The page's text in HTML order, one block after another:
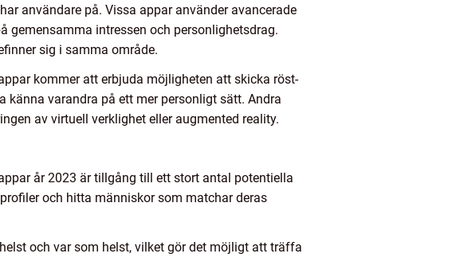
användare på. Vissa appar använder avancerade
gemensamma intressen och personlighetsdrag.
sig i samma område.
kommer att erbjuda möjligheten att skicka röst-
varandra på ett mer personligt sätt. Andra
av virtuell verklighet eller augmented reality.
år 2023 är tillgång till ett stort antal potentiella
och hitta människor som matchar deras
och var som helst, vilket gör det möjligt att träffa